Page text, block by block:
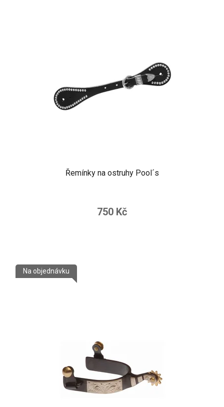
Řemínky na ostruhy Pool´s
750 Kč
Na objednávku